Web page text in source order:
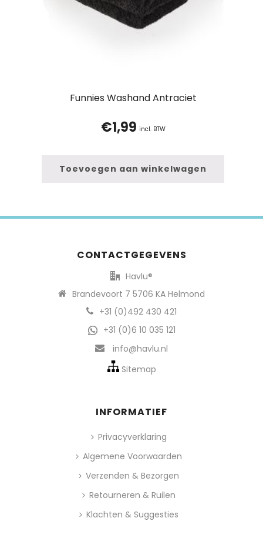
Funnies Washand Antraciet
€1,99 incl. BTW
Toevoegen aan winkelwagen
CONTACTGEGEVENS
Havlu®
Brandevoort 7 5706 KA Helmond
+31 (0)492 430 421
+31 (0)6 10 035 121
info@havlu.nl
Sitemap
INFORMATIEF
Privacyverklaring
Algemene Voorwaarden
Verzenden & Bezorgen
Retourneren & Ruilen
Klachten & Suggesties